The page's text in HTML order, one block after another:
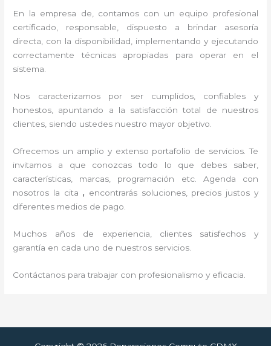
En la empresa de , contamos con un equipo profesional
certificado, responsable, dispuesto a brindar asesoría
directa, con la disponibilidad, implementando y ejecutando
correctamente técnicas apropiadas para operar en el
sistema.
Nos caracterizamos por ser cumplidos, confiables y
honestos, apuntando a la satisfacción total de nuestros
clientes, siendo ustedes nuestro mayor objetivo.
Ofrecemos un amplio y extenso portafolio de servicios. Te
invitamos a que conozcas todo lo que debes saber,
características, marcas, programación etc. Agenda con
nosotros la cita , encontrarás soluciones, precios justos y
diferentes medios de pago.
Muchos años de experiencia, clientes satisfechos y
garantía en cada uno de nuestros servicios.
Contáctanos para trabajar con profesionalismo y eficacia.